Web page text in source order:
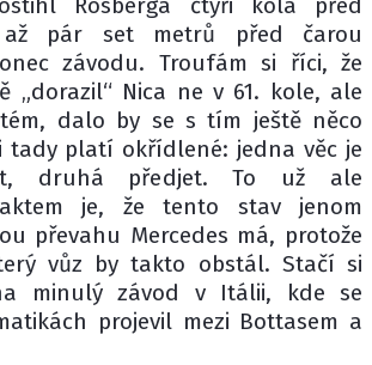
pár set metrů před čarou
závodu. Troufám si říci, že
„dorazil“ Nica ne v 61. kole, ale
dalo by se s tím ještě něco
tady platí okřídlené: jedna věc je
druhá předjet. To už ale
je, že tento stav jenom
převahu Mercedes má, protože
vůz by takto obstál. Stačí si
minulý závod v Itálii, kde se
projevil mezi Bottasem a